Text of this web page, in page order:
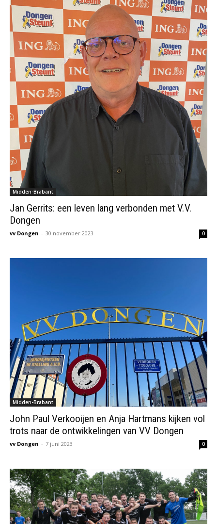
Midden-Brabant
Jan Gerrits: een leven lang verbonden met V.V.
Dongen
vv Dongen - 30 november 2023 0
Midden-Brabant
John Paul Verkooijen en Anja Hartmans kijken vol
trots naar de ontwikkelingen van VV Dongen
vv Dongen - 7 juni 2023 0